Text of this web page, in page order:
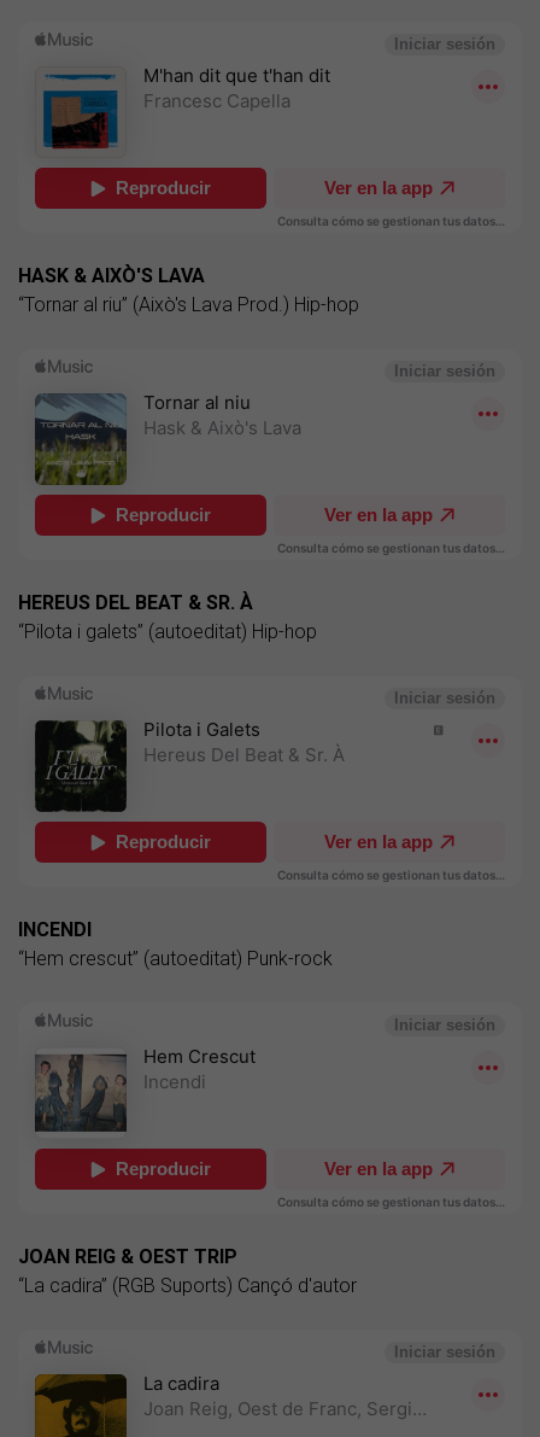
HASK & AIXÒ'S LAVA
“Tornar al riu” (Això's Lava Prod.) Hip-hop
HEREUS DEL BEAT & SR. À
“Pilota i galets” (autoeditat) Hip-hop
INCENDI
“Hem crescut” (autoeditat) Punk-rock
JOAN REIG & OEST TRIP
“La cadira” (RGB Suports) Cançó d'autor